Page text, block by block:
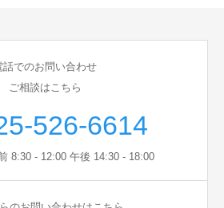
話でのお問い合わせ
ご相談はこちら
526-6614
8:30 - 12:00 午後 14:30 - 18:00